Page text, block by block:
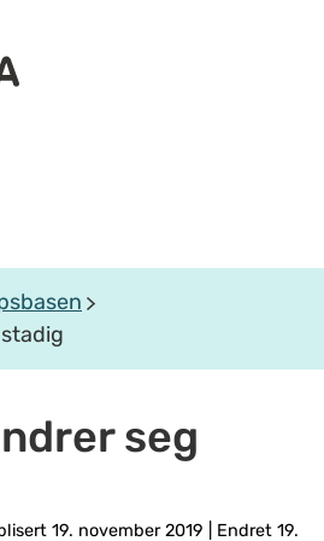
seg
19. november 2019 Endret 19.